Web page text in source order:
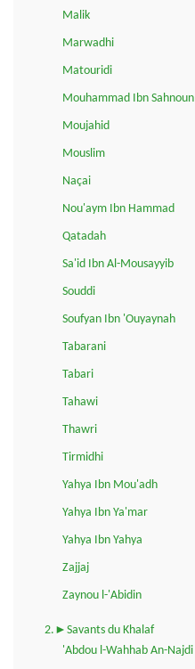
Malik
Marwadhi
Matouridi
Mouhammad Ibn Sahnoun
Moujahid
Mouslim
Naçai
Nou'aym Ibn Hammad
Qatadah
Sa'id Ibn Al-Mousayyib
Souddi
Soufyan Ibn 'Ouyaynah
Tabarani
Tabari
Tahawi
Thawri
Tirmidhi
Yahya Ibn Mou'adh
Yahya Ibn Ya'mar
Yahya Ibn Yahya
Zajjaj
Zaynou l-'Abidin
2.►Savants du Khalaf
'Abdou l-Wahhab An-Najdi